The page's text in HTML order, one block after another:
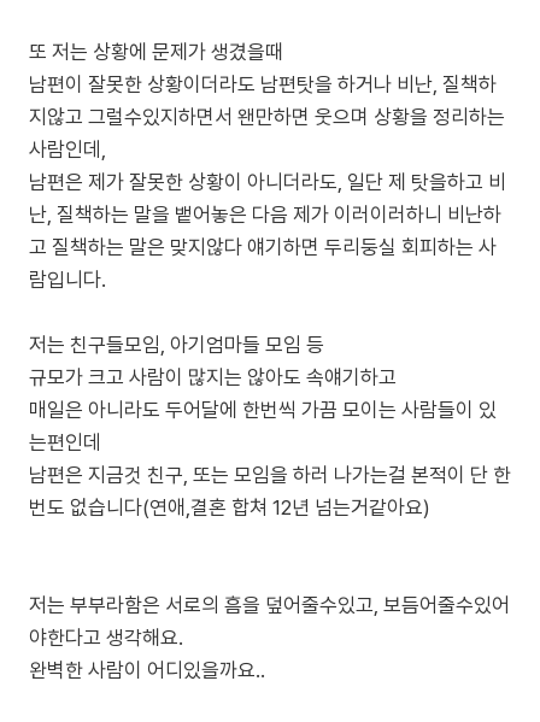
또 저는 상황에 문제가 생겼을때
남편이 잘못한 상황이더라도 남편탓을 하거나 비난, 질책하
지않고 그럴수있지하면서 왠만하면 웃으며 상황을 정리하는
사람인데,
남편은 제가 잘못한 상황이 아니더라도, 일단 제 탓을하고 비
난, 질책하는 말을 뱉어놓은 다음 제가 이러이러하니 비난하
고 질책하는 말은 맞지않다 얘기하면 두리둥실 회피하는 사
람입니다.
저는 친구들모임, 아기엄마들 모임 등
규모가 크고 사람이 많지는 않아도 속얘기하고
매일은 아니라도 두어달에 한번씩 가끔 모이는 사람들이 있
는편인데
남편은 지금것 친구, 또는 모임을 하러 나가는걸 본적이 단 한
번도 없습니다(연애,결혼 합쳐 12년 넘는거같아요)
저는 부부라함은 서로의 흠을 덮어줄수있고, 보듬어줄수있어
야한다고 생각해요.
완벽한 사람이 어디있을까요..